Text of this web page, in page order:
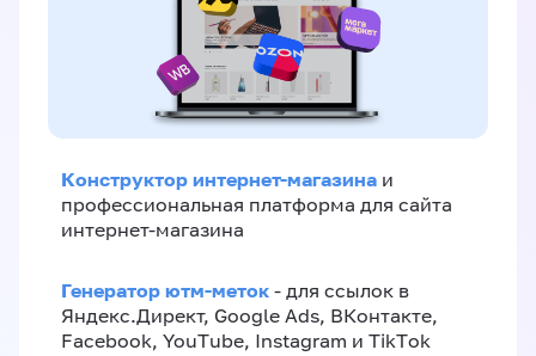
Конструктор интернет-магазина и
профессиональная платформа для сайта
интернет-магазина
Генератор ютм-меток - для ссылок в
Яндекс.Директ, Google Ads, ВКонтакте,
Facebook, YouTube, Instagram и TikTok